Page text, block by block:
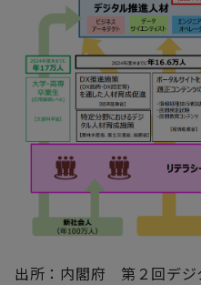
出所：内閣府 第２回デジ